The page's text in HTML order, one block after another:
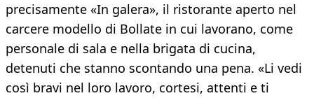
precisamente «In galera», il ristorante aperto nel
carcere modello di Bollate in cui lavorano, come
personale di sala e nella brigata di cucina,
detenuti che stanno scontando una pena. «Li vedi
così bravi nel loro lavoro, cortesi, attenti e ti